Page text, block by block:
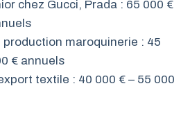
chez Gucci, Prada : 65 000 €
production maroquinerie : 45
€ annuels
textile : 40 000 € – 55 000